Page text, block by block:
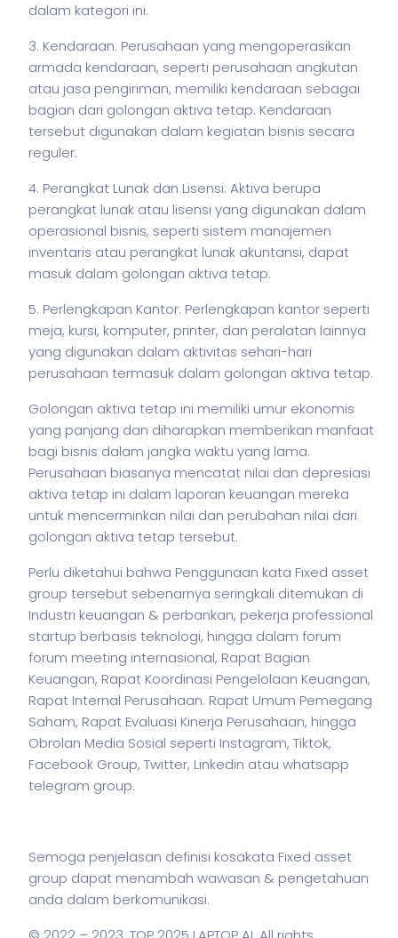
dalam kategori ini.
3. Kendaraan: Perusahaan yang mengoperasikan
armada kendaraan, seperti perusahaan angkutan
atau jasa pengiriman, memiliki kendaraan sebagai
bagian dari golongan aktiva tetap. Kendaraan
tersebut digunakan dalam kegiatan bisnis secara
reguler.
4. Perangkat Lunak dan Lisensi: Aktiva berupa
perangkat lunak atau lisensi yang digunakan dalam
operasional bisnis, seperti sistem manajemen
inventaris atau perangkat lunak akuntansi, dapat
masuk dalam golongan aktiva tetap.
5. Perlengkapan Kantor: Perlengkapan kantor seperti
meja, kursi, komputer, printer, dan peralatan lainnya
yang digunakan dalam aktivitas sehari-hari
perusahaan termasuk dalam golongan aktiva tetap.
Golongan aktiva tetap ini memiliki umur ekonomis
yang panjang dan diharapkan memberikan manfaat
bagi bisnis dalam jangka waktu yang lama.
Perusahaan biasanya mencatat nilai dan depresiasi
aktiva tetap ini dalam laporan keuangan mereka
untuk mencerminkan nilai dan perubahan nilai dari
golongan aktiva tetap tersebut.
Perlu diketahui bahwa Penggunaan kata Fixed asset
group tersebut sebenarnya seringkali ditemukan di
Industri keuangan & perbankan, pekerja professional
startup berbasis teknologi, hingga dalam forum
forum meeting internasional, Rapat Bagian
Keuangan, Rapat Koordinasi Pengelolaan Keuangan,
Rapat Internal Perusahaan. Rapat Umum Pemegang
Saham, Rapat Evaluasi Kinerja Perusahaan, hingga
Obrolan Media Sosial seperti Instagram, Tiktok,
Facebook Group, Twitter, Linkedin atau whatsapp
telegram group.
Semoga penjelasan definisi kosakata Fixed asset
group dapat menambah wawasan & pengetahuan
anda dalam berkomunikasi.